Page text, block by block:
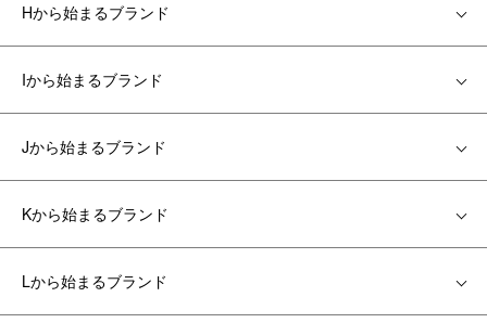
Hから始まるブランド
Iから始まるブランド
Jから始まるブランド
Kから始まるブランド
Lから始まるブランド